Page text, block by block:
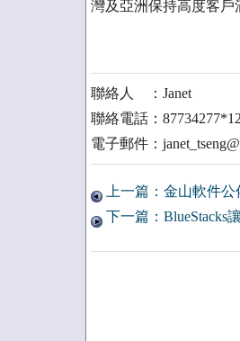
灣及亞洲保持高度客戶
聯絡人 ：Janet
聯絡電話：
電子郵件：
上一篇：金山軟件公
下一篇：BlueStacks